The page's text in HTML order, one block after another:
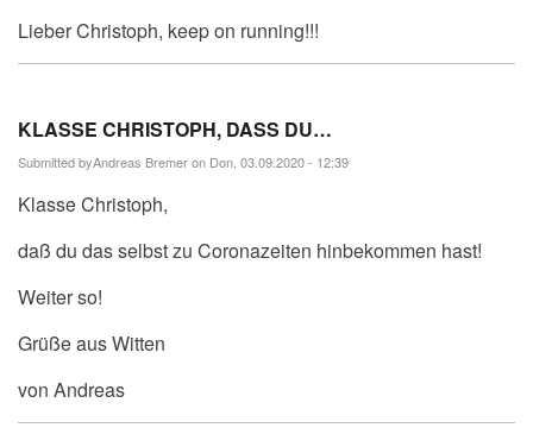
Lieber Christoph, keep on running!!!
KLASSE CHRISTOPH, DASS DU…
Submitted byAndreas Bremeron Don, 03.09.2020 - 12:39
Klasse Christoph,
daß du das selbst zu Coronazeiten hinbekommen hast!
Weiter so!
Grüße aus Witten
von Andreas